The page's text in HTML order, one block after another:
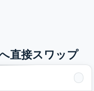
直接スワップ